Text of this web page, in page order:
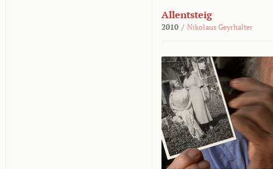
Allentsteig
2010 / Nikolaus Geyrhalter